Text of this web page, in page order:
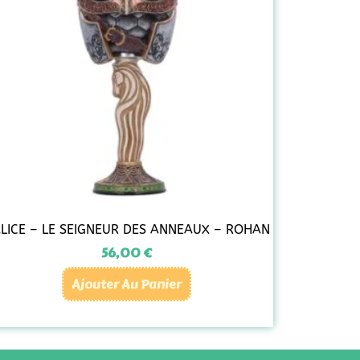
– LE SEIGNEUR DES ANNEAUX – ROHAN
56,00€
Ajouter Au Panier